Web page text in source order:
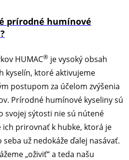
prírodné humínové
HUMAC® je vysoký obsah
kyselín, ktoré aktivujeme
postupom za účelom zvýšenia
Prírodné humínové kyseliny sú
svojej sýtosti nie sú nútené
ich prirovnať k hubke, ktorá je
už nedokáže ďalej nasávať.
„oživiť“ a teda našu